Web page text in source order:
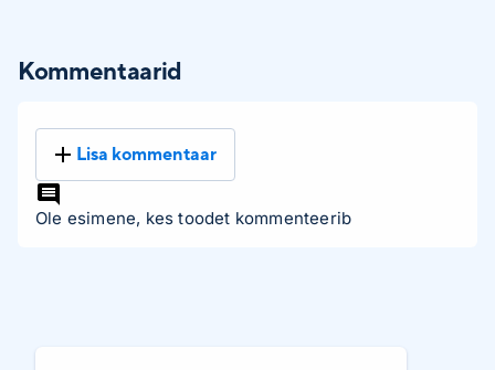
Kommentaarid
Lisa kommentaar
Ole esimene, kes toodet kommenteerib